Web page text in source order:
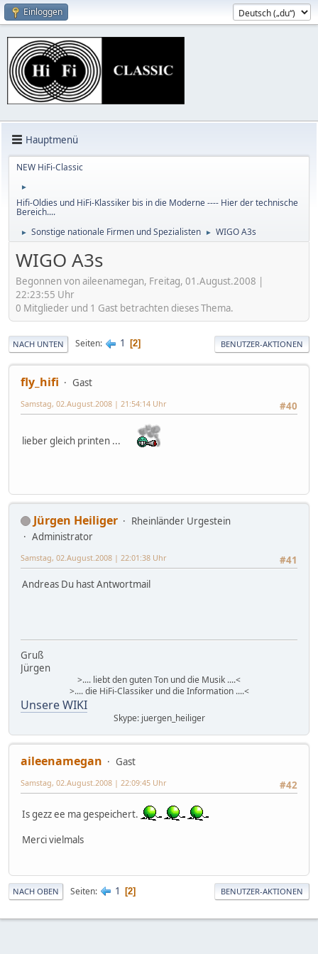
Einloggen
Hauptmenü
NEW HiFi-Classic
►
Hifi-Oldies und HiFi-Klassiker bis in die Moderne ---- Hier der technische
Bereich....
► Sonstige nationale Firmen und Spezialisten ► WIGO A3s
WIGO A3s
Begonnen von aileenamegan, Freitag, 01.August.2008 |
22:23:55 Uhr
0 Mitglieder und 1 Gast betrachten dieses Thema.
NACH UNTEN Seiten 1 2 BENUTZER-AKTIONEN
fly_hifi
Gast
#40
Samstag, 02.August.2008 | 21:54:14 Uhr
lieber gleich printen ...
Jürgen Heiliger
Rheinländer Urgestein
Administrator
#41
Samstag, 02.August.2008 | 22:01:38 Uhr
Andreas Du hast Antwortmail
Gruß
Jürgen
>.... liebt den guten Ton und die Musik ....<
>.... die HiFi-Classiker und die Information ....<
Unsere WIKI
Skype: juergen_heiliger
aileenamegan
Gast
#42
Samstag, 02.August.2008 | 22:09:45 Uhr
Is gezz ee ma gespeichert.
Merci vielmals
NACH OBEN Seiten 1 2 BENUTZER-AKTIONEN